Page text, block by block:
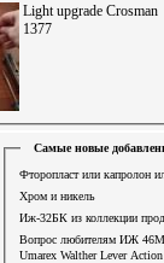
Light upgrade Crosman
1377
Самые новые
Фторопласт или капролон
Хром и никель
Иж-32БК из коллекции
Вопрос любителям ИЖ
Umarex Walther Lever